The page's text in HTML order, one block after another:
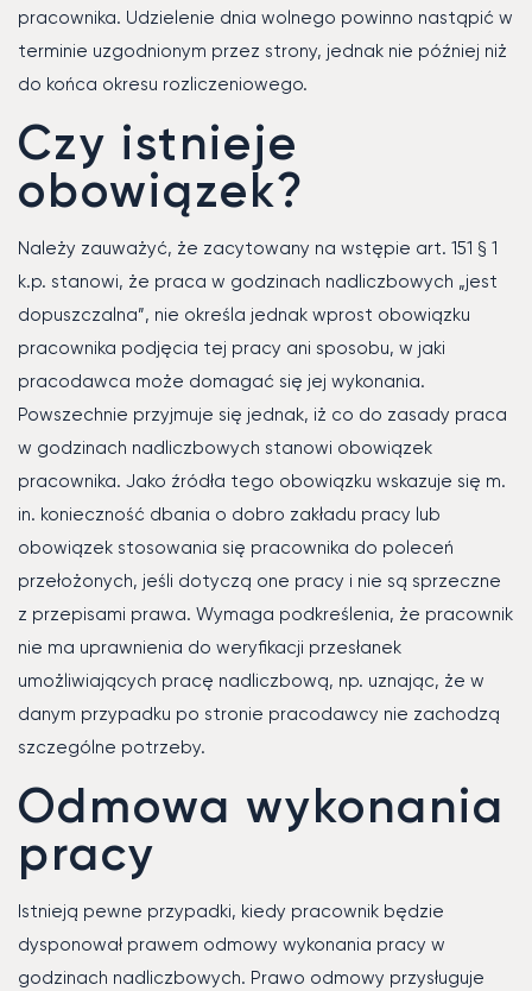
pracownika. Udzielenie dnia wolnego powinno nastąpić w
terminie uzgodnionym przez strony, jednak nie później niż
do końca okresu rozliczeniowego.
Czy istnieje
obowiązek?
Należy zauważyć, że zacytowany na wstępie art. 151 § 1
k.p. stanowi, że praca w godzinach nadliczbowych „jest
dopuszczalna”, nie określa jednak wprost obowiązku
pracownika podjęcia tej pracy ani sposobu, w jaki
pracodawca może domagać się jej wykonania.
Powszechnie przyjmuje się jednak, iż co do zasady praca
w godzinach nadliczbowych stanowi obowiązek
pracownika. Jako źródła tego obowiązku wskazuje się m.
in. konieczność dbania o dobro zakładu pracy lub
obowiązek stosowania się pracownika do poleceń
przełożonych, jeśli dotyczą one pracy i nie są sprzeczne
z przepisami prawa. Wymaga podkreślenia, że pracownik
nie ma uprawnienia do weryfikacji przesłanek
umożliwiających pracę nadliczbową, np. uznając, że w
danym przypadku po stronie pracodawcy nie zachodzą
szczególne potrzeby.
Odmowa wykonania
pracy
Istnieją pewne przypadki, kiedy pracownik będzie
dysponował prawem odmowy wykonania pracy w
godzinach nadliczbowych. Prawo odmowy przysługuje